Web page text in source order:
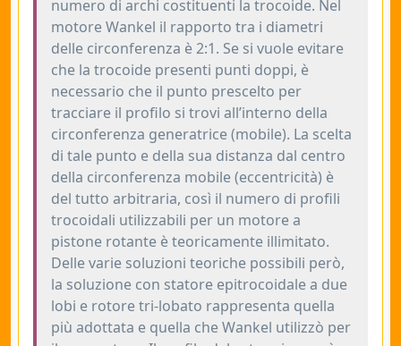
numero di archi costituenti la trocoide. Nel
motore Wankel il rapporto tra i diametri
delle circonferenza è 2:1. Se si vuole evitare
che la trocoide presenti punti doppi, è
necessario che il punto prescelto per
tracciare il profilo si trovi all’interno della
circonferenza generatrice (mobile). La scelta
di tale punto e della sua distanza dal centro
della circonferenza mobile (eccentricità) è
del tutto arbitraria, così il numero di profili
trocoidali utilizzabili per un motore a
pistone rotante è teoricamente illimitato.
Delle varie soluzioni teoriche possibili però,
la soluzione con statore epitrocoidale a due
lobi e rotore tri-lobato rappresenta quella
più adottata e quella che Wankel utilizzò per